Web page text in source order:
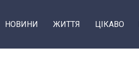
НОВИНИ ЖИТТЯ ЦІКАВО